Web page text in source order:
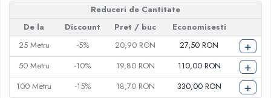
Reduceri de Cantitate
De la
Discount Pret / buc
Economisesti
25Metru -5% 20,90 RON 27,50 RON +
50Metru -10% 19,80 RON 110,00 RON +
100 Metru -15% 18,70 RON 330,00 RON +